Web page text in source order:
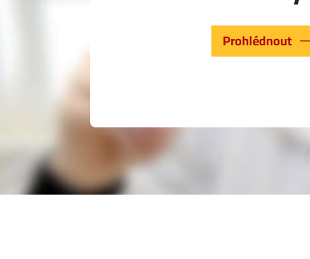
Prohlédnout